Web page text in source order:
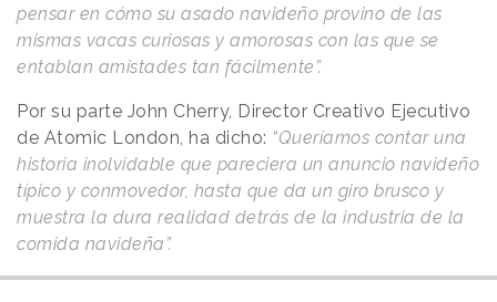
pensar en cómo su asado navideño provino de las
mismas vacas curiosas y amorosas con las que se
entablan amistades tan fácilmente”.
Por su parte John Cherry, Director Creativo Ejecutivo
de Atomic London, ha dicho: “Queríamos contar una
historia inolvidable que pareciera un anuncio navideño
típico y conmovedor, hasta que da un giro brusco y
muestra la dura realidad detrás de la industria de la
comida navideña”.